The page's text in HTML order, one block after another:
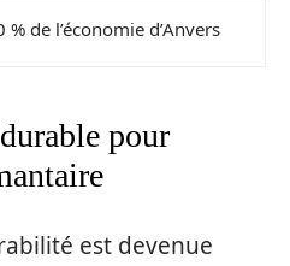
% de l’économie d’Anvers
pour
est devenue